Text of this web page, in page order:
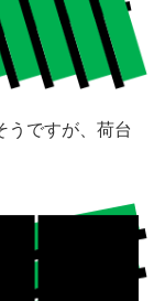
うですが、荷台